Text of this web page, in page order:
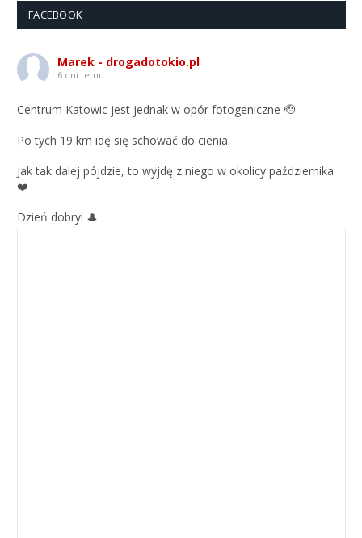
FACEBOOK
Marek - drogadotokio.pl
6 dni temu
Centrum Katowic jest jednak w opór fotogeniczne 🫡
Po tych 19 km idę się schować do cienia.
Jak tak dalej pójdzie, to wyjdę z niego w okolicy października
❤️
Dzień dobry! 🎩